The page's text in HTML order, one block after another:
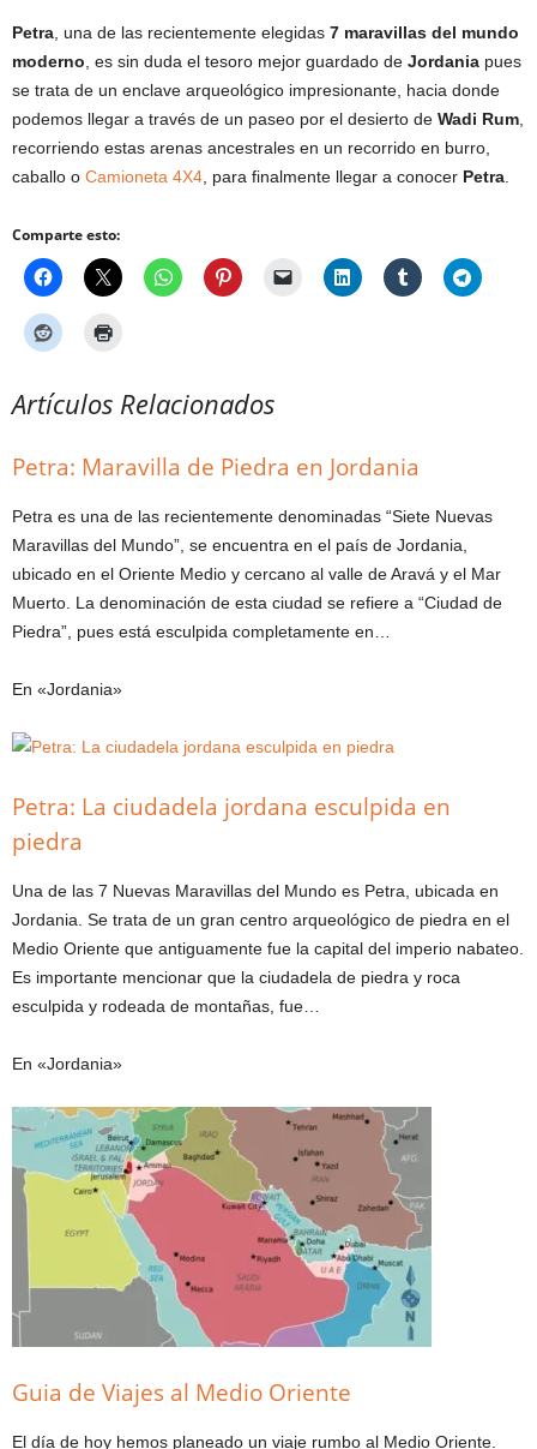
Petra , una de las recientemente elegidas 7 maravillas del mundo
moderno , es sin duda el tesoro mejor guardado de Jordania pues
se trata de un enclave arqueológico impresionante, hacia donde
podemos llegar a través de un paseo por el desierto de Wadi Rum
recorriendo estas arenas ancestrales en un recorrido en burro,
caballo o Camioneta 4X4 , para finalmente llegar a conocer Petra
Comparte esto:
Artículos Relacionados
Petra: Maravilla de Piedra en Jordania
Petra es una de las recientemente denominadas “Siete Nuevas
Maravillas del Mundo”, se encuentra en el país de Jordania,
ubicado en el Oriente Medio y cercano al valle de Aravá y el Mar
Muerto. La denominación de esta ciudad se refiere a “Ciudad de
Piedra”, pues está esculpida completamente en…
En «Jordania»
Petra: La ciudadela jordana esculpida en
piedra
Una de las 7 Nuevas Maravillas del Mundo es Petra, ubicada en
Jordania. Se trata de un gran centro arqueológico de piedra en el
Medio Oriente que antiguamente fue la capital del imperio nabateo.
Es importante mencionar que la ciudadela de piedra y roca
esculpida y rodeada de montañas, fue…
En «Jordania»
Guia de Viajes al Medio Oriente
El día de hoy hemos planeado un viaje rumbo al Medio Oriente.